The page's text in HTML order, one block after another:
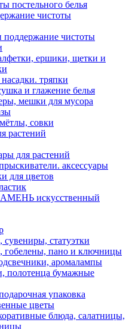
постельного белья
чистоты
поддержание чистоты
ершики, щетки и
тряпки
и глажение белья
мешки для мусора
совки
растений
для растений
аксессуары
для цветов
искусственный
сувениры, статуэтки
гобелены, пано и ключницы
аромалампы
полотенца бумажные
упаковка
цветы
блюда, салатницы,